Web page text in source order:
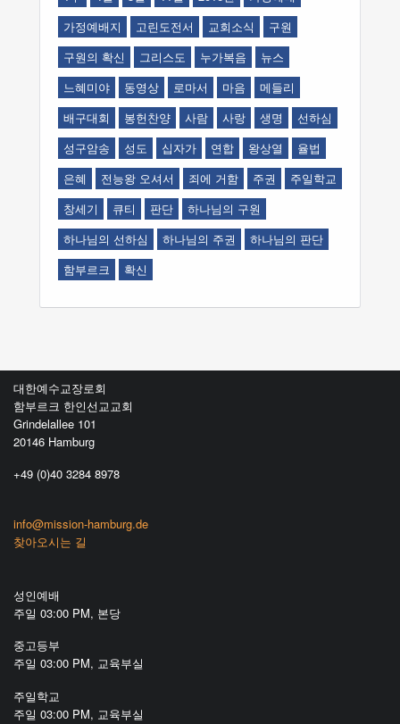
가정예배지
고린도전서 교회소식
구원
구원의 확신
그리스도 누가복음
뉴스
느혜미야
동영상 로마서 마음
메들리
배구대회
봉헌찬양 사람 사랑 생명
선하심
성구암송
성도 십자가 연합 왕상열
율법
은혜
전능왕 오셔서 죄에 거함 주권
주일학교
창세기
큐티 판단
하나님의 구원
하나님의 선하심
하나님의 주권
하나님의 판단
함부르크
확신
대한예수교장로회
함부르크 한인선교교회
Grindelallee 101
20146 Hamburg
+49 (0)40 3284 8978
info@mission-hamburg.de
찾아오시는 길
성인예배
주일 03:00 PM, 본당
중고등부
주일 03:00 PM, 교육부실
주일학교
주일 03:00 PM, 교육부실